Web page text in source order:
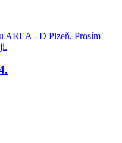
AREA - D Plzeň. Prosím